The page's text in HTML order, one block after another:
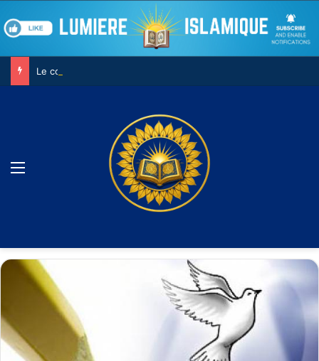
Le combat contre son âme